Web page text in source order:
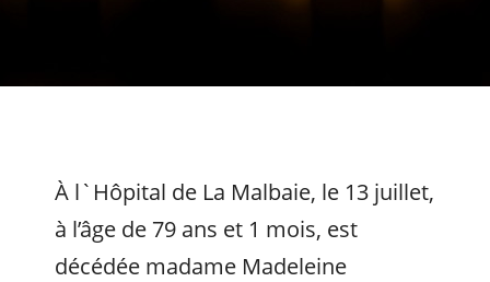
À l`Hôpital de La Malbaie, le 13 juillet,
à l’âge de 79 ans et 1 mois, est
décédée madame Madeleine